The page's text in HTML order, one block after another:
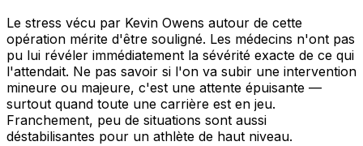
Le stress vécu par Kevin Owens autour de cette
opération mérite d'être souligné. Les médecins n'ont pas
pu lui révéler immédiatement la sévérité exacte de ce qui
l'attendait. Ne pas savoir si l'on va subir une intervention
mineure ou majeure, c'est une attente épuisante —
surtout quand toute une carrière est en jeu.
Franchement, peu de situations sont aussi
déstabilisantes pour un athlète de haut niveau.